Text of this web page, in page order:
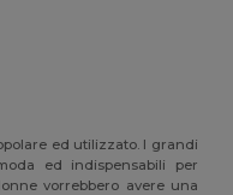
ed utilizzato. I grandi
ed indispensabili per
vorrebbero avere una